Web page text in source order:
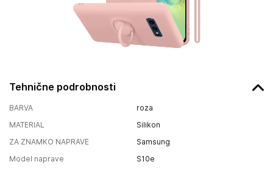
Tehnične podrobnosti
BARVA
roza
MATERIAL
Silikon
ZA ZNAMKO NAPRAVE
Samsung
Model naprave
S10e